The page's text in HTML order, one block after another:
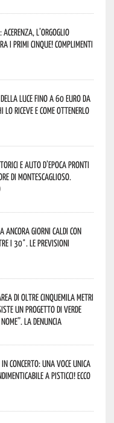
Acerenza, l’orgoglio
i primi cinque! Complimenti
luce fino a 60 euro da
lo riceve e come ottenerlo
e auto d’epoca pronti
di Montescaglioso.
ancora giorni caldi con
i 30°. Le previsioni
di oltre cinquemila metri
un progetto di verde
La denuncia
concerto: una voce unica
a Pisticci! Ecco